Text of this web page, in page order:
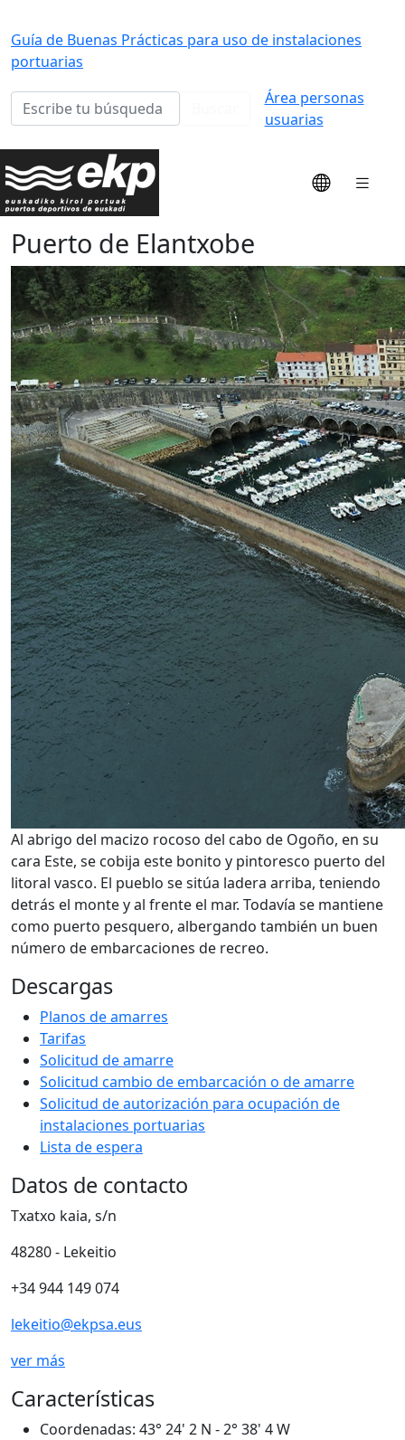
Guía de Buenas Prácticas para uso de instalaciones
portuarias
Área personas
usuarias
Puerto de Elantxobe
Al abrigo del macizo rocoso del cabo de Ogoño, en su
cara Este, se cobija este bonito y pintoresco puerto del
litoral vasco. El pueblo se sitúa ladera arriba, teniendo
detrás el monte y al frente el mar. Todavía se mantiene
como puerto pesquero, albergando también un buen
número de embarcaciones de recreo.
Descargas
Planos de amarres
Tarifas
Solicitud de amarre
Solicitud cambio de embarcación o de amarre
Solicitud de autorización para ocupación de
instalaciones portuarias
Lista de espera
Datos de contacto
Txatxo kaia, s/n
48280 - Lekeitio
+34 944 149 074
lekeitio@ekpsa.eus
ver más
Características
Coordenadas: 43° 24' 2 N - 2° 38' 4 W